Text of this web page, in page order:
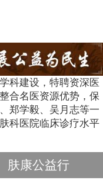
科建设，特聘资深医
合名医资源优势，保
郑学毅、吴月志等一
科医院临床诊疗水平
肤康公益行